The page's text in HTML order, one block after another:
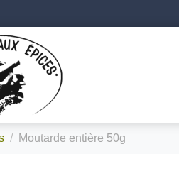
Moutarde entière 50g